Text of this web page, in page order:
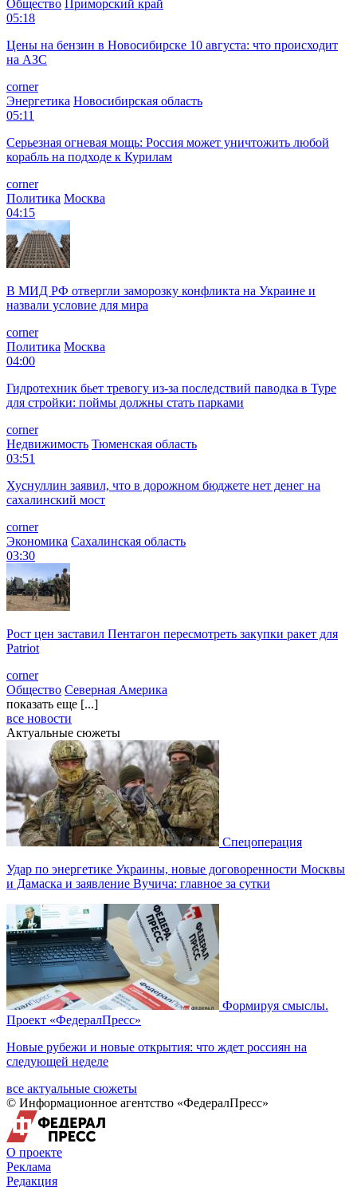
Общество Приморский край
05:18
Цены на бензин в Новосибирске 10 августа: что происходит
на АЗС
corner
Энергетика Новосибирская область
05:11
Серьезная огневая мощь: Россия может уничтожить любой
корабль на подходе к Курилам
corner
Политика Москва
04:15
В МИД РФ отвергли заморозку конфликта на Украине и
назвали условие для мира
corner
Политика Москва
04:00
Гидротехник бьет тревогу из-за последствий паводка в Туре
для стройки: поймы должны стать парками
corner
Недвижимость Тюменская область
03:51
Хуснуллин заявил, что в дорожном бюджете нет денег на
сахалинский мост
corner
Экономика Сахалинская область
03:30
Рост цен заставил Пентагон пересмотреть закупки ракет для
Patriot
corner
Общество Северная Америка
показать еще [...]
все новости
Актуальные сюжеты
Спецоперация
Удар по энергетике Украины, новые договоренности Москвы
и Дамаска и заявление Вучича: главное за сутки
Формируя смыслы.
Проект «ФедералПресс»
Новые рубежи и новые открытия: что ждет россиян на
следующей неделе
все актуальные сюжеты
© Информационное агентство «ФедералПресс»
О проекте
Реклама
Редакция